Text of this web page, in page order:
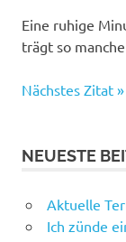
Eine ruhige
trägt so
Nächstes Zitat »
NEUESTE
Aktuelle
Ich zünde